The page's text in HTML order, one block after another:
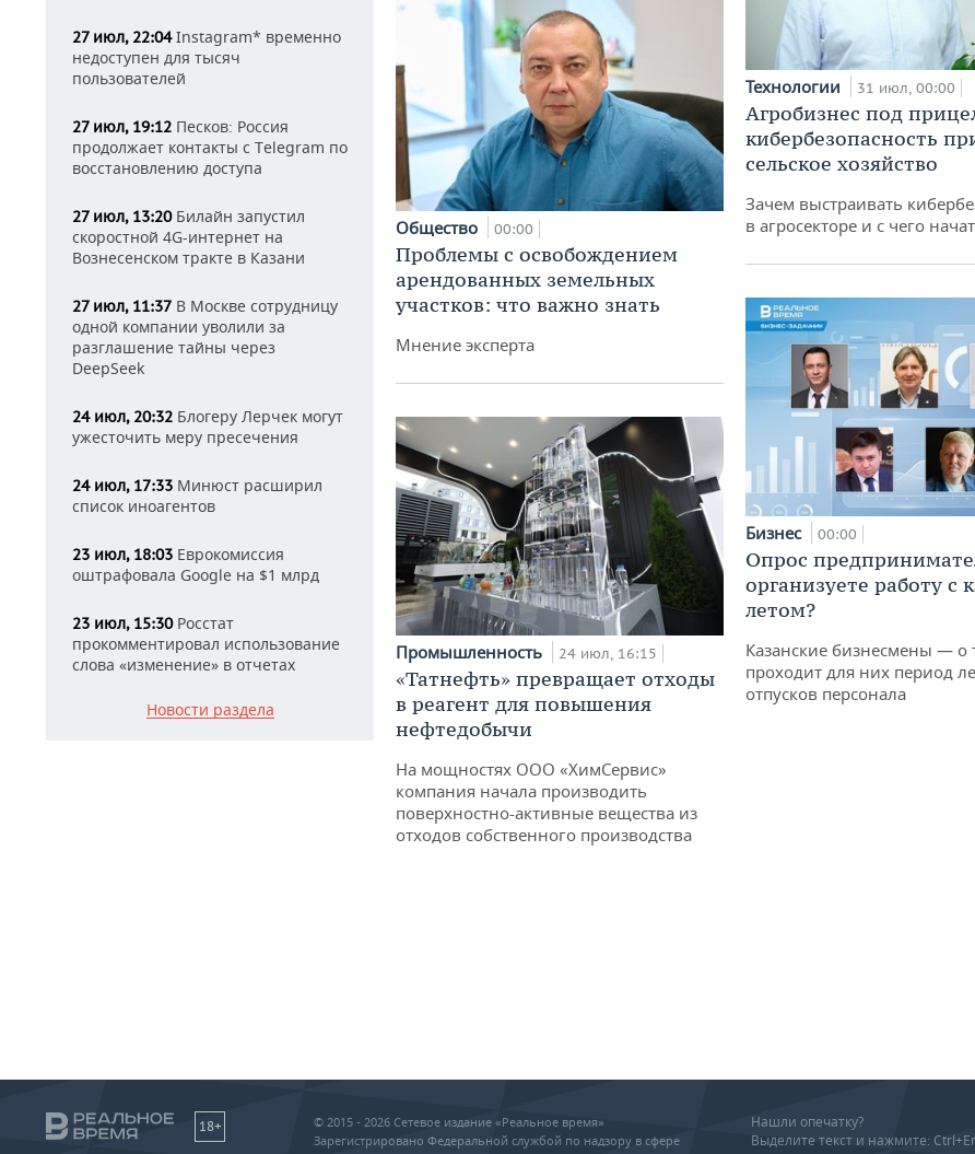
27 июл, 22:04Instagram* временно
недоступен для тысяч
пользователей
27 июл, 19:12 Песков: Россия
продолжает контакты с Telegram по
восстановлению доступа
27 июл, 13:20Билайн запустил
скоростной 4G-интернет на
Вознесенском тракте в Казани
27 июл, 11:37 В Москве сотрудницу
одной компании уволили за
разглашение тайны через
DeepSeek
24 июл, 20:32 Блогеру Лерчек могут
ужесточить меру пресечения
24 июл, 17:33 Минюст расширил
список иноагентов
23 июл, 18:03 Еврокомиссия
оштрафовала Google на $1 млрд
23 июл, 15:30Росстат
прокомментировал использование
слова «изменение» в отчетах
Новости раздела
Общество 00:00
Проблемы с освобождением
арендованных земельных
участков: что важно знать
Мнение эксперта
Промышленность 24 июл, 16:15
«Татнефть» превращает отходы
в реагент для повышения
нефтедобычи
На мощностях ООО «ХимСервис»
компания начала производить
поверхностно-активные вещества из
отходов собственного производства
Технологии 31 июл, 00:00
Агробизнес под
кибербезопасность
сельское хозяйство
Зачем выстраивать
в агросекторе и с чего
Бизнес 00:00
Опрос
организуете работу с
летом?
Казанские бизнесмены — о
проходит для них период
отпусков персонала
18+
© 2015 - 2026 Сетевое издание «Реальное время»
Зарегистрировано Федеральной службой по надзору в сфере
Нашли опечатку?
Выделите текст и нажмите: